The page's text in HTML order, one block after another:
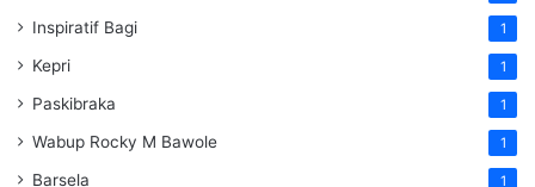
Inspiratif Bagi 1
Kepri 1
Paskibraka 1
Wabup Rocky M Bawole 1
Barsela 1